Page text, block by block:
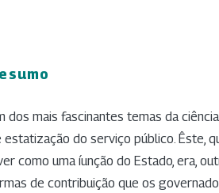
dos mais fascinantes temas da
estatização do serviço público. Êste,
como uma íunção do Estado, era,
de contribuição que os